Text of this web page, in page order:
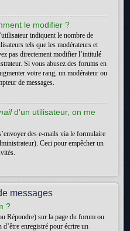
le modifier ?
indiquent le nombre de
tels que les modérateurs et
pas directement modifier l’intitulé
Si vous abusez des forums en
votre rang, un modérateur ou
de messages.
d’un utilisateur, on me
des e-mails via le formulaire
Ceci pour empêcher un
messages
?
Répondre) sur la page du forum ou
enregistré pour écrire un